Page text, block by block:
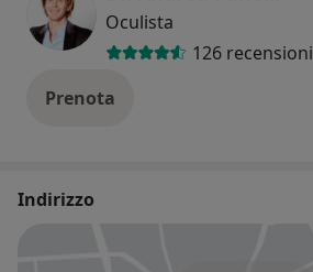
Oculista
126 recensioni
Prenota
Indirizzo